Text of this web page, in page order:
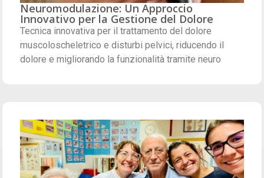
Neuromodulazione: Un Approccio
Innovativo per la Gestione del Dolore
Tecnica innovativa per il trattamento del dolore
muscoloscheletrico e disturbi pelvici, riducendo il
dolore e migliorando la funzionalità tramite neuro